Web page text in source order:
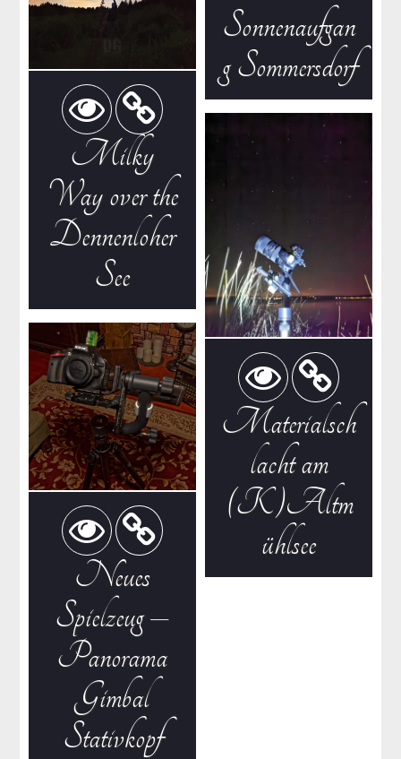
Milky
Way over the
Dennenloher
See
Sonnenaufgan
g Sommersdorf
Materialsch
lacht am
(K)Altm
ühlsee
Neues
Spielzeug –
Panorama
Gimbal
Stativkopf